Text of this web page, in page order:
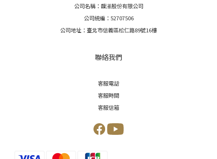
公司名稱：馥濝股份有限公司
公司統編：52707506
公司地址：臺北市信義區松仁路89號16樓
聯絡我們
客服電話
客服時間
客服信箱